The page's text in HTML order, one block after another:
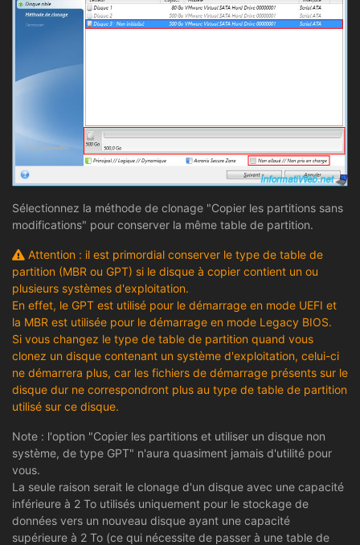
Sélectionnez la méthode de clonage "Copier les partitions sans
modifications" pour conserver la même table de partition.
Attention : il est primordial conserver le type de table de
partition (MBR ou GPT) si le disque à copier contient un ou
plusieurs systèmes d'exploitation.
En effet, le GPT est utilisé pour le démarrage en mode UEFI et
la MBR est utilisée pour le démarrage en mode Legacy BIOS.
Si vous changez le type de table de partition quand vous
clonez un disque contenant un système d'exploitation, celui-ci
ne démarrera plus, car les fichiers de démarrage présents sur le
disque dur ne correspondront plus au type de table de partition
utilisé sur ce disque.
Note : l'option "Copier les partitions et utiliser un disque non
système, de type GPT" n'aura quasiment jamais d'utilité pour
vous.
La seule raison serait le clonage d'un disque avec une capacité
inférieure à 2 To utilisés uniquement pour le stockage de
données vers un nouveau disque ayant une capacité
supérieure à 2 To (ce qui nécessite de passer à une table de